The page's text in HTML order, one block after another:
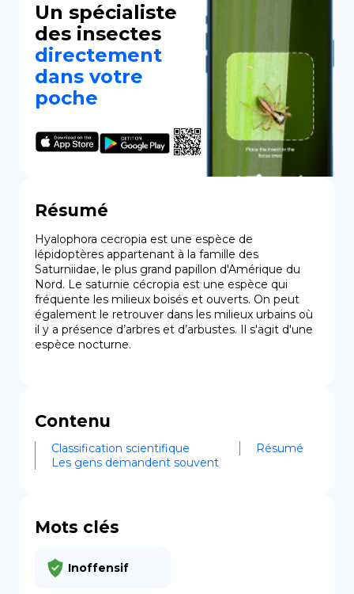
Un spécialiste
des insectes
directement
dans votre
poche
Résumé
Hyalophora cecropia est une espèce de
lépidoptères appartenant à la famille des
Saturniidae, le plus grand papillon d'Amérique du
Nord. Le saturnie cécropia est une espèce qui
fréquente les milieux boisés et ouverts. On peut
également le retrouver dans les milieux urbains où
il y a présence d’arbres et d’arbustes. Il s'agit d'une
espèce nocturne.
Contenu
Classification scientifique
Résumé
Les gens demandent souvent
Mots clés
Inoffensif